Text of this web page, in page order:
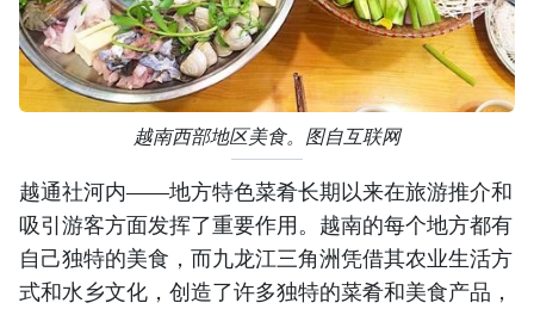
越南西部地区美食。图自互联网
越通社河内——地方特色菜肴长期以来在旅游推介和
吸引游客方面发挥了重要作用。越南的每个地方都有
自己独特的美食，而九龙江三角洲凭借其农业生活方
式和水乡文化，创造了许多独特的菜肴和美食产品，